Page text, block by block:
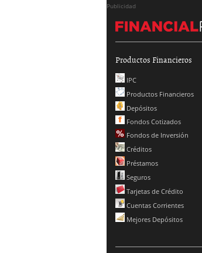
Publicidad
Productos Financieros
IPC
Productos Financieros
Depósitos
Fondos Cotizados
Fondos de Inversión
Créditos
Préstamos
Seguros
Tarjetas de Crédito
Cuentas Corrientes
Mejores Depósitos